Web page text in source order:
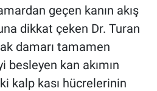
geçen kanın akış
dikkat çeken Dr. Turan
damarı tamamen
besleyen kan akımın
kalp kası hücrelerinin